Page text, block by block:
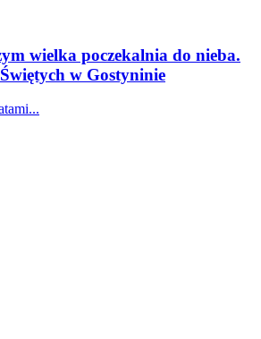
wielka poczekalnia do nieba.
w Gostyninie